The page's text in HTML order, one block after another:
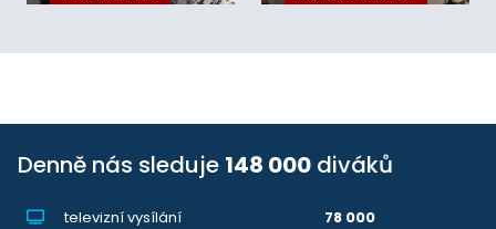
Denně nás sleduje 148 000 diváků
televizní vysílání
78 000